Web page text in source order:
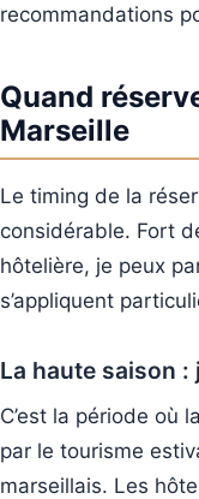
recommandations
Quand
Marseille
Le timing de la
considérable. Fort
hôtelière, je peux
s’appliquent
La haute saison
C’est la période où
par le tourisme
marseillais. Les